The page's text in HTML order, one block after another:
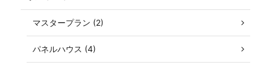
マスタープラン (2)
パネルハウス (4)